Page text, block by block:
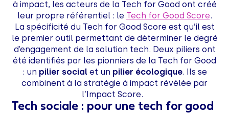
à impact, les acteurs de la Tech for Good ont créé
leur propre référentiel : le Tech for Good Score.
La spécificité du Tech for Good Score est qu’il est
le premier outil permettant de déterminer le degré
d’engagement de la solution tech. Deux piliers ont
été identifiés par les pionniers de la Tech for Good
: un pilier socialet un pilier écologique. Ils se
combinent à la stratégie à impact révélée par
l’Impact Score.
Tech sociale : pour une tech for good